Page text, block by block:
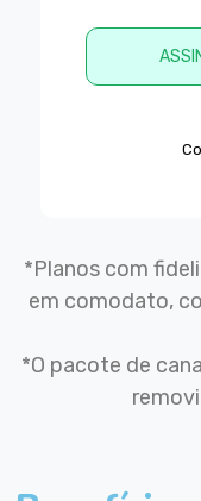
*Planos com
em comodato,
*O pacote de